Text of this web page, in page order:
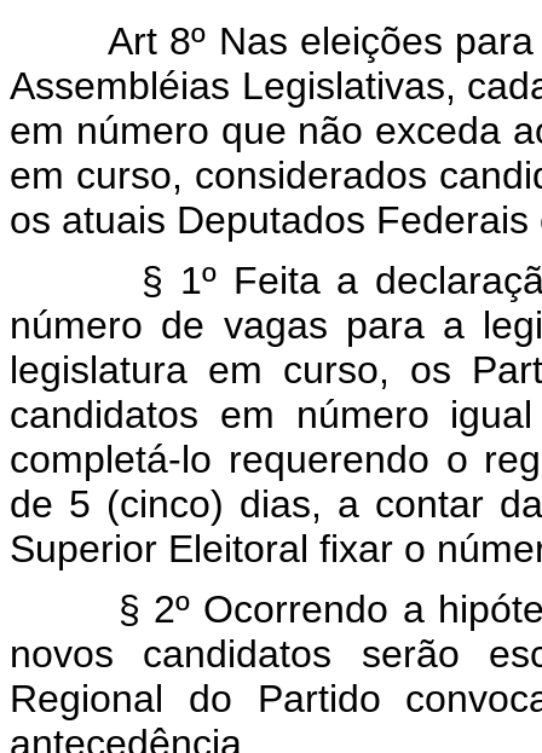
Art 8º Nas eleições
Assembléias Legislativas,
em número que não exceda
em curso, considerados
os atuais Deputados Federais
§ 1º Feita a declaração
número de vagas para a
legislatura em curso, os
candidatos em número
completá-lo requerendo o
de 5 (cinco) dias, a contar
Superior Eleitoral fixar o
§ 2º Ocorrendo a
novos candidatos serão
Regional do Partido
antecedência.